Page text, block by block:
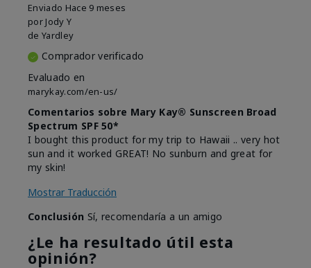
Enviado Hace 9 meses
por Jody Y
de Yardley
Comprador verificado
Evaluado en
marykay.com/en-us/
Comentarios sobre Mary Kay® Sunscreen Broad
Spectrum SPF 50*
I bought this product for my trip to Hawaii .. very hot
sun and it worked GREAT! No sunburn and great for
my skin!
Mostrar Traducción
Conclusión Sí, recomendaría a un amigo
¿Le ha resultado útil esta
opinión?